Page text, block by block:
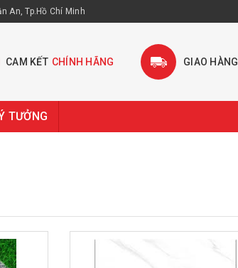
An, Tp.Hồ Chí Minh
CAM KẾT CHÍNH HÃNG GIAO HÀNG
TƯỞNG